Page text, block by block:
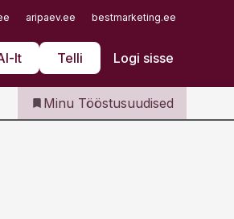
aripaev.ee bestmarketing.ee
lt Telli Logi sisse
Iseteenindus
Telli Tööstusuudised
Minu Tööstusuudised